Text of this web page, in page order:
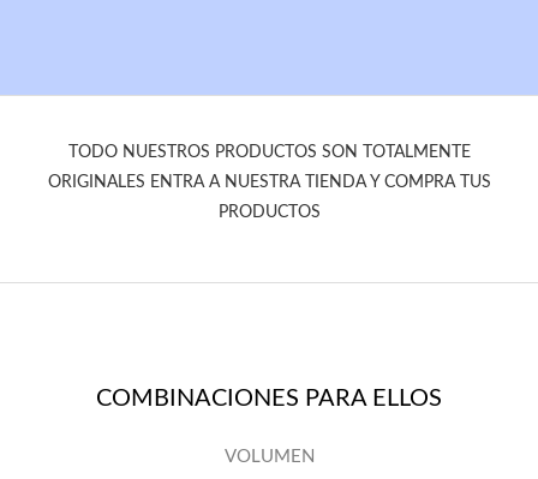
TODO NUESTROS PRODUCTOS SON TOTALMENTE
ORIGINALES ENTRA A NUESTRA TIENDA Y COMPRA TUS
PRODUCTOS
COMBINACIONES PARA ELLOS
VOLUMEN